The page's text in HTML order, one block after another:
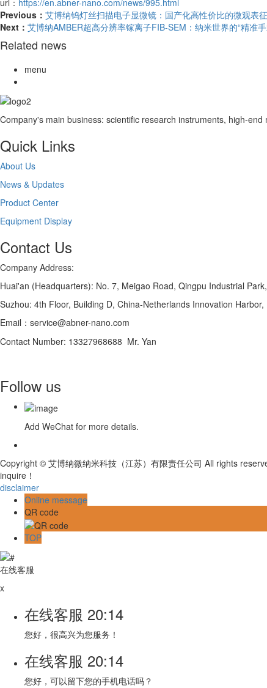
Previous： 艾博纳钨灯丝扫描电子显微镜：国产化高性价比的微观表
Next： 艾博纳AMBER超高分辨率镓离子FIB-SEM：纳米世界的“精准手
Related news
menu
Company's main business: scientific research instruments, high-
Quick Links
About Us
News & Updates
Product Center
Equipment Display
Contact Us
Company Address:
Huai'an (Headquarters): No. 7, Meigao Road, Qingpu Industrial
Suzhou: 4th Floor, Building D, China-Netherlands Innovation
Email：service@abner-nano.com
Contact Number: 13327968688 Mr. Yan
Follow us
Add WeChat for more details.
Copyright © 艾博纳微纳米科技（江苏）有限责任公司 All rights
inquire！
disclaimer
Online message
QR code
TOP
在线客服
x
在线客服 20:14
您好，很高兴为您服务！
在线客服 20:14
您好，可以留下您的手机电话吗？